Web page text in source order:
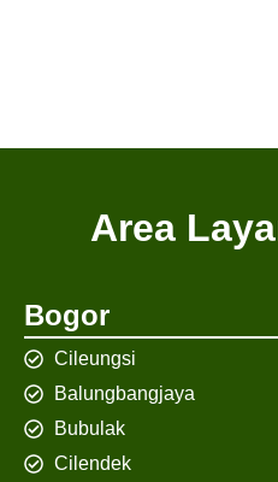
Area
Bogor
Cileungsi
Balungbangjaya
Bubulak
Cilendek